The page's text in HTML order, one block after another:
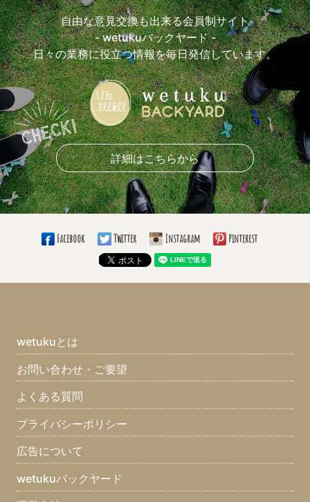
自由な意見交換も出来る会員制サイト
- wetukuバックヤード -
日々の業務に役立つ情報を毎日発信しています。
詳細はこちらから
Facebook Twitter Instagram Pinterest
wetukuとは
お問い合わせ・ご要望
よくある質問
プライバシーポリシー
広告について
wetukuバックヤード